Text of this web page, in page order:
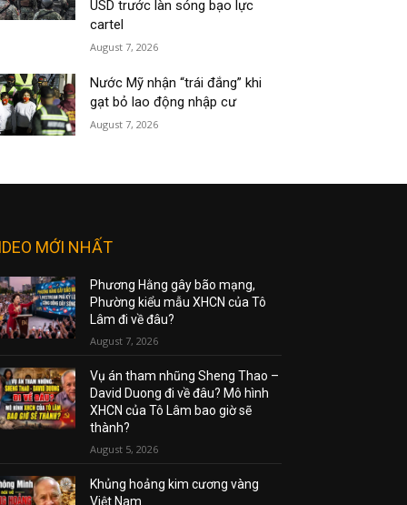
USD trước làn sóng bạo lực
cartel
August 7, 2026
Nước Mỹ nhận “trái đắng” khi
gạt bỏ lao động nhập cư
August 7, 2026
MỚI NHẤT
Phương Hằng gây bão mạng,
Phường kiểu mẫu XHCN của Tô
Lâm đi về đâu?
August 7, 2026
Vụ án tham nhũng Sheng Thao –
David Duong đi về đâu? Mô hình
XHCN của Tô Lâm bao giờ sẽ
thành?
August 5, 2026
Khủng hoảng kim cương vàng
Việt Nam